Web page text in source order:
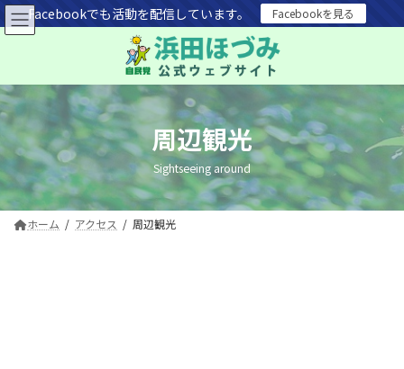
コ
ン
ツ
へ
ス
キ
ッ
プ
ナ
ビ
シ
ョ
ン
に
移
動
Facebookでも活動を配信しています。 Facebookを見る
周辺観光
Sightseeing around
ホーム アクセス 周辺観光